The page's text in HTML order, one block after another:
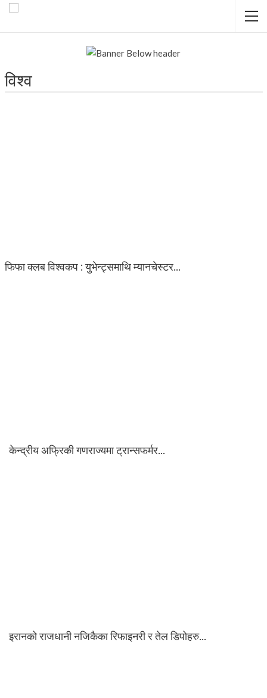
विश्व
फिफा क्लब विश्वकप : युभेन्ट्समाथि म्यानचेस्टर…
केन्द्रीय अफ्रिकी गणराज्यमा ट्रान्सफर्मर…
इरानको राजधानी नजिकैका रिफाइनरी र तेल डिपोहरु…